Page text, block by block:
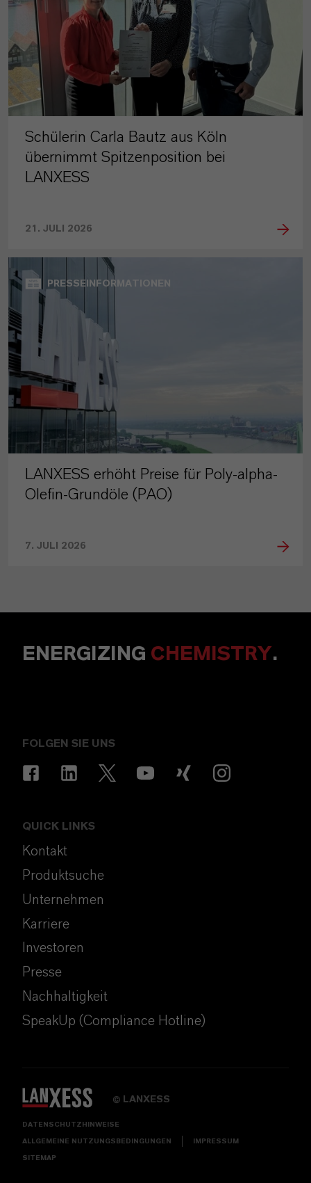
Schülerin Carla Bautz aus Köln
übernimmt Spitzenposition bei
LANXESS
21. JULI 2026
PRESSEINFORMATIONEN
LANXESS erhöht Preise für Poly-alpha-
Olefin-Grundöle (PAO)
7. JULI 2026
ENERGIZING CHEMISTRY.
FOLGEN SIE UNS
QUICK LINKS
Kontakt
Produktsuche
Unternehmen
Karriere
Investoren
Presse
Nachhaltigkeit
SpeakUp (Compliance Hotline)
© LANXESS
DATENSCHUTZHINWEISE
ALLGEMEINE NUTZUNGSBEDINGUNGEN IMPRESSUM
SITEMAP